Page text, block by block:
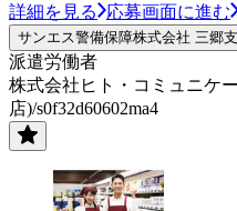
詳細を見る 応募画面に進む
サンエス警備保障株式会社 三郷
派遣労働者
株式会社ヒト・コミュニケ
店)/s0f32d60602ma4